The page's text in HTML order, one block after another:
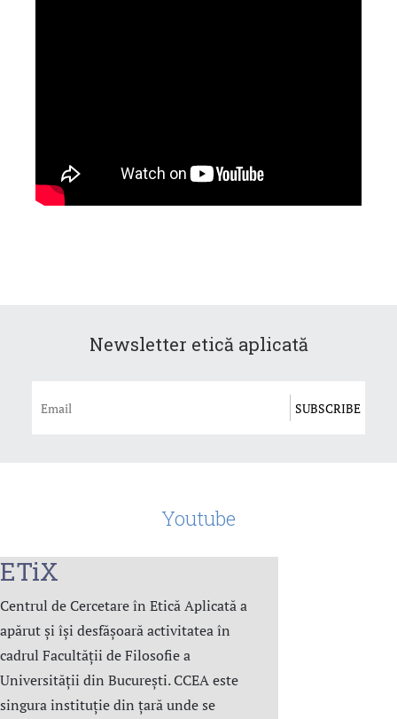
Newsletter etică aplicată
Youtube
ETiX
Centrul de Cercetare în Etică Aplicată a
apărut și își desfășoară activitatea în
cadrul Facultății de Filosofie a
Universității din București. CCEA este
singura instituție din țară unde se